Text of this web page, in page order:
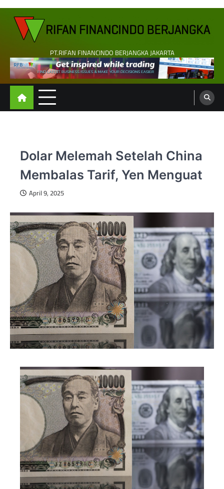
Skip
content
PT.RIFAN FINANCINDO BERJANGKA JAKARTA
Dolar Melemah Setelah China
Membalas Tarif, Yen Menguat
April 9, 2025